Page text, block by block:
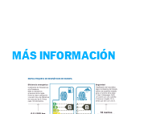
MÁS INFORMACIÓN